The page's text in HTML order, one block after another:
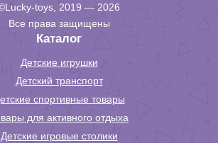
toys, 2019 — 2026
Все права защищены
Каталог
Детские игрушки
Детский транспорт
спортивные товары
для активного отдыха
Детские игровые столики